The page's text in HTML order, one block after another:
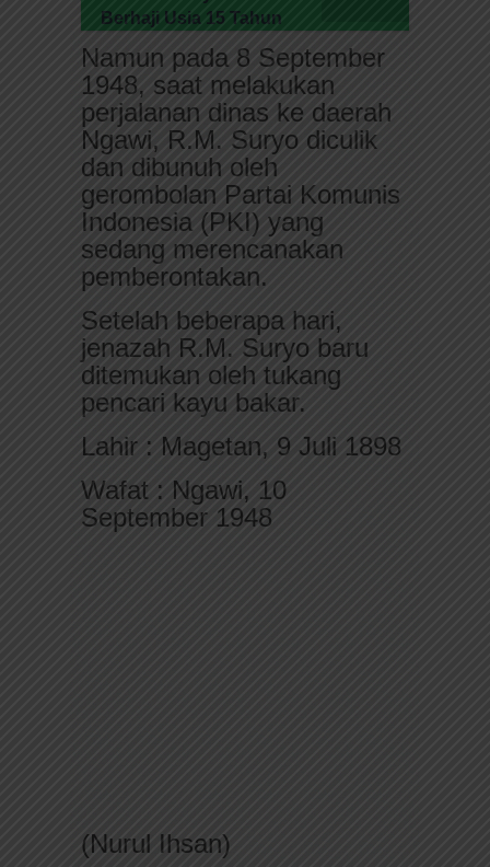
Berhaji Usia 15 Tahun
Namun pada 8 September
1948, saat melakukan
perjalanan dinas ke daerah
Ngawi, R.M. Suryo diculik
dan dibunuh oleh
gerombolan Partai Komunis
Indonesia (PKI) yang
sedang merencanakan
pemberontakan.
Setelah beberapa hari,
jenazah R.M. Suryo baru
ditemukan oleh tukang
pencari kayu bakar.
Lahir : Magetan, 9 Juli 1898
Wafat : Ngawi, 10
September 1948
(Nurul Ihsan)